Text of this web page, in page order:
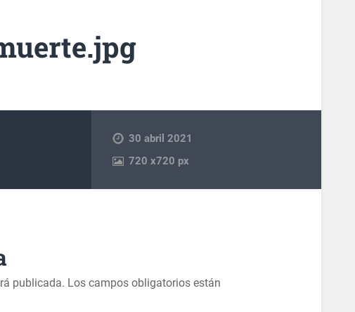
30 abril 2021
720x720 px
publicada. Los campos obligatorios están